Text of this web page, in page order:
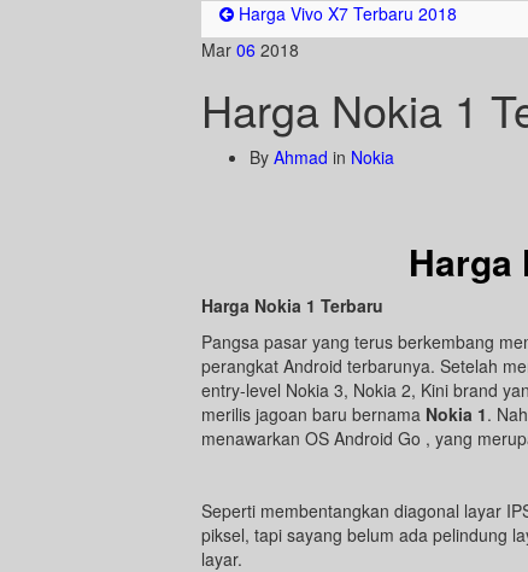
Harga Vivo X7 Terbaru 2018
Mar 06 2018
Harga Nokia 1
By Ahmad in Nokia
Harga
Harga Nokia 1 Terbaru
Pangsa pasar yang terus berkembang
perangkat Android terbarunya. Setelah
entry-level Nokia 3, Nokia 2, Kini brand
merilis jagoan baru bernama Nokia 1.
menawarkan OS Android Go , yang
Seperti membentangkan diagonal layar
piksel, tapi sayang belum ada pelindung
layar.